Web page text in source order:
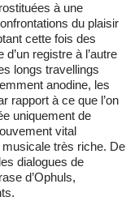
du plaisir
cette fois des
registre à l’autre
longs travellings
anodine, les
rapport à ce que l’on
uniquement de
vital
musicale très riche. De
dialogues de
d’Ophuls,